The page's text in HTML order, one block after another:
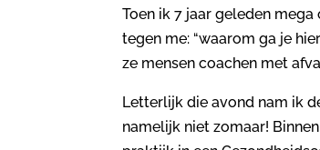
Toen ik 7 jaar geleden
tegen me: “waarom ga je
ze mensen coachen met
Letterlijk die avond nam ik
namelijk niet zomaar!